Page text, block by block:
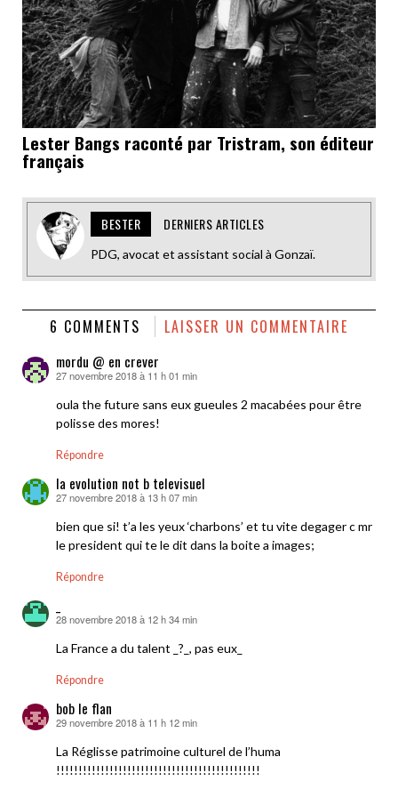
Lester Bangs raconté par Tristram, son éditeur
français
BESTER DERNIERS ARTICLES
PDG, avocat et assistant social à Gonzaï.
6 COMMENTS LAISSER UN COMMENTAIRE
mordu @ en crever
dit :
27 novembre 2018 à 11 h 01 min
oula the future sans eux gueules 2 macabées pour être
polisse des mores!
Répondre
la evolution not b televisuel
dit :
27 novembre 2018 à 13 h 07 min
bien que si! t’a les yeux ‘charbons’ et tu vite degager c mr
le president qui te le dit dans la boite a images;
Répondre
dit :
28 novembre 2018 à 12 h 34 min
La France a du talent _?_, pas eux_
Répondre
bob le flan
dit :
29 novembre 2018 à 11 h 12 min
La Réglisse patrimoine culturel de l’huma
!!!!!!!!!!!!!!!!!!!!!!!!!!!!!!!!!!!!!!!!!!!!!!